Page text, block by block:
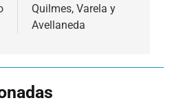
Quilmes, Varela y
Avellaneda